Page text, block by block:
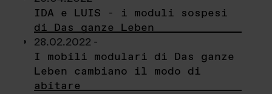
IDA e LUIS - i moduli sospesi
di Das ganze Leben
28.02.2022 -
I mobili modulari di Das ganze
Leben cambiano il modo di
abitare